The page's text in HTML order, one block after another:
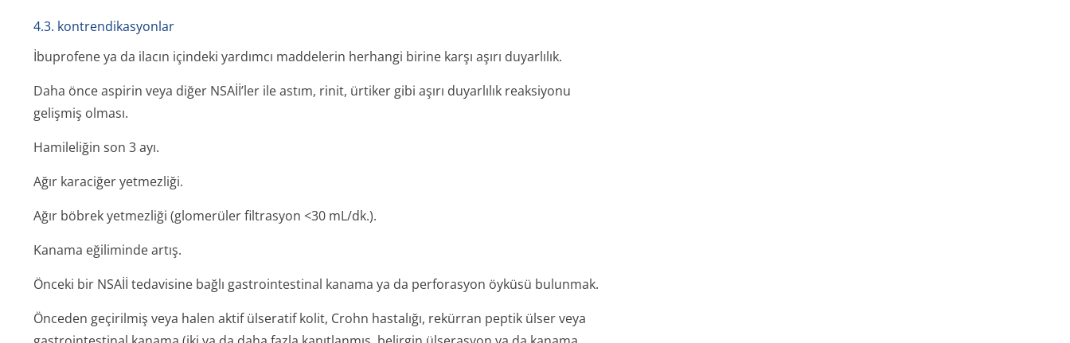
4.3. kontrendikasyonlar
İbuprofene ya da ilacın içindeki yardımcı maddelerin herhangi birine karşı aşırı duyarlılık.
Daha önce aspirin veya diğer NSAİİ’ler ile astım, rinit, ürtiker gibi aşırı duyarlılık reaksiyonu
gelişmiş olması.
Hamileliğin son 3 ayı.
Ağır karaciğer yetmezliği.
Ağır böbrek yetmezliği (glomerüler filtrasyon <30 mL/dk.).
Kanama eğiliminde artış.
Önceki bir NSAİİ tedavisine bağlı gastrointestinal kanama ya da perforasyon öyküsü bulunmak.
Önceden geçirilmiş veya halen aktif ülseratif kolit, Crohn hastalığı, rekürran peptik ülser veya